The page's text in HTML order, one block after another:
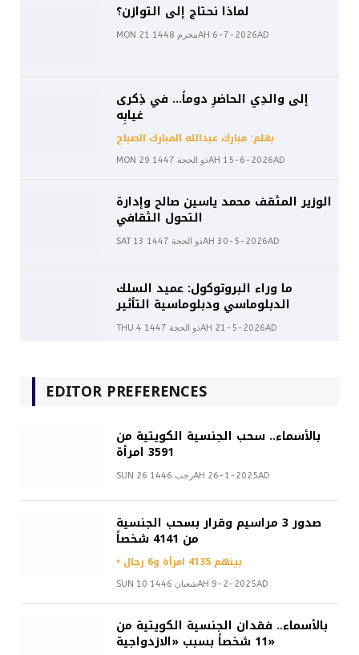
لماذا نحتاج إلى التوازن؟
MON 21 محرم 1448AH 6-7-2026AD
إلى والدِي الحاضرِ دوماً… في ذِكرى
غيابِه
بقلم: مبارك عبدالله المبارك الصباح
MON 29 ذو الحجة 1447AH 15-6-2026AD
الوزير المثقف محمد ياسين صالح وإدارة
التحول الثقافي
SAT 13 ذو الحجة 1447AH 30-5-2026AD
ما وراء البروتوكول: عميد السلك
الدبلوماسي ودبلوماسية التأثير
THU 4 ذو الحجة 1447AH 21-5-2026AD
EDITOR PREFERENCES
بالأسماء.. سحب الجنسية الكويتية من
3591 امرأة
SUN 26 رجب 1446AH 26-1-2025AD
صدور 3 مراسيم وقرار بسحب الجنسية
من 4141 شخصاً
• بينهم 4135 امرأة و6 رجال
SUN 10 شعبان 1446AH 9-2-2025AD
بالأسماء.. فقدان الجنسية الكويتية من
11 شخصاً بسبب «الازدواجية»